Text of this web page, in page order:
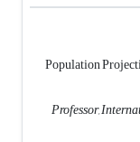
(Population
Professor,